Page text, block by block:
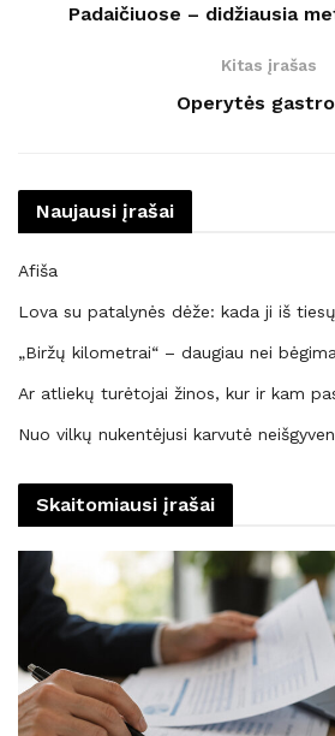
Padaičiuose – didžiausia
Kitas įrašas
Operytės
Naujausi įrašai
Afiša
Lova su patalynės dėže: kada ji iš
„Biržų kilometrai“ – daugiau nei
Ar atliekų turėtojai žinos, kur ir kam
Nuo vilkų nukentėjusi karvutė
Skaitomiausi įrašai